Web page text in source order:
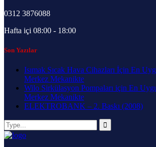
0312 3876088
Hafta içi 08:00 - 18:00
Son Yazılar
Isımak Sıcak Hava Cihazları İçin En
Merkez Mekanikte
Wilo Sirkülasyon Pompaları için En
Merkez Mekanikte
ELEKTROBANK – 2. Baskı (2008)